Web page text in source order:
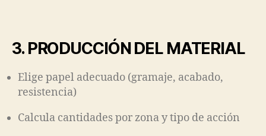
3. PRODUCCIÓN DEL MATERIAL
Elige papel adecuado (gramaje, acabado,
resistencia)
Calcula cantidades por zona y tipo de acción